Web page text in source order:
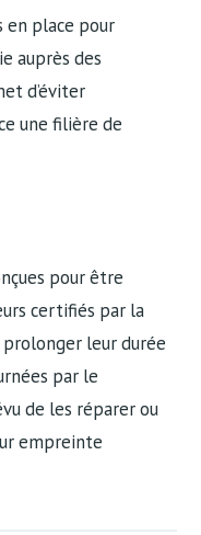
en place pour
auprès des
d’éviter
une filière de
pour être
certifiés par la
leur durée
par le
de les réparer ou
empreinte